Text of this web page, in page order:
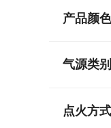
产品颜色
气源类别
点火方式